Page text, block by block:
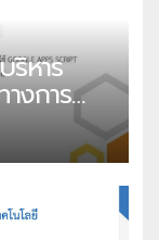
หาร
งการ
ร่วม
ไลน์ ผ่าน
เขต 3
รมเชิง
สถาน